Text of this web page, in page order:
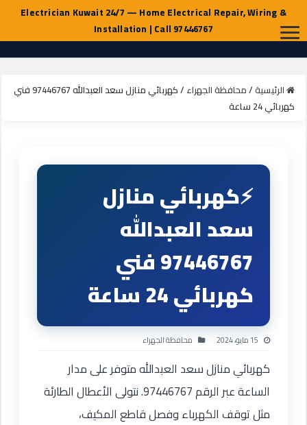
الرئيسية/محافظة الجهراء /
كهربائي منازل سعد العبدالله 97446767 فني
كهربائي 24 ساعة
كهربائي منازل
سعد العبدالله
97446767 فني
كهربائي 24 ساعة
15 مايو، 2024 محافظة الجهراء
كهربائي منازل سعد العبدالله متوفر على مدار
الساعة عبر الرقم 97446767. نتولى الأعطال الطارئة
مثل توقف الكهرباء وفصل قاطع المكيف،